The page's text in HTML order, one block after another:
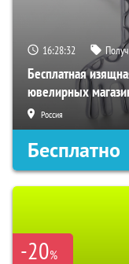
16:28:31
Бесплатная
ювелирных
Россия
Бесплатно
-20%